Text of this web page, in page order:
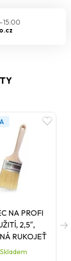
NA PROFI
2,5″,
RUKOJEŤ
Skladem